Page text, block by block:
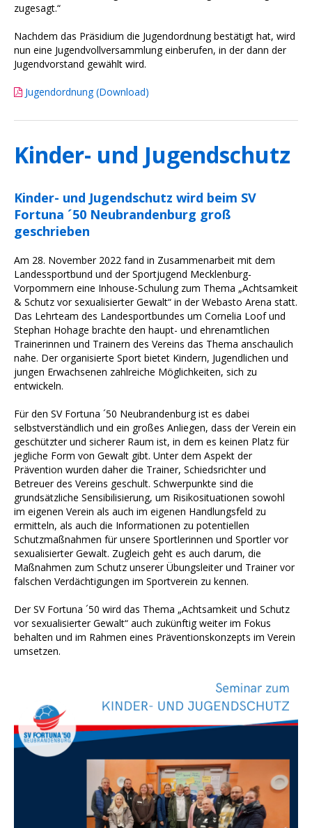
zugesagt.“
Nachdem das Präsidium die Jugendordnung bestätigt hat, wird
nun eine Jugendvollversammlung einberufen, in der dann der
Jugendvorstand gewählt wird.
Jugendordnung (Download)
Kinder- und Jugendschutz
Kinder- und Jugendschutz wird beim SV
Fortuna ´50 Neubrandenburg groß
geschrieben
Am 28. November 2022 fand in Zusammenarbeit mit dem
Landessportbund und der Sportjugend Mecklenburg-
Vorpommern eine Inhouse-Schulung zum Thema „Achtsamkeit
& Schutz vor sexualisierter Gewalt“ in der Webasto Arena statt.
Das Lehrteam des Landesportbundes um Cornelia Loof und
Stephan Hohage brachte den haupt- und ehrenamtlichen
Trainerinnen und Trainern des Vereins das Thema anschaulich
nahe. Der organisierte Sport bietet Kindern, Jugendlichen und
jungen Erwachsenen zahlreiche Möglichkeiten, sich zu
entwickeln.
Für den SV Fortuna ´50 Neubrandenburg ist es dabei
selbstverständlich und ein großes Anliegen, dass der Verein ein
geschützter und sicherer Raum ist, in dem es keinen Platz für
jegliche Form von Gewalt gibt. Unter dem Aspekt der
Prävention wurden daher die Trainer, Schiedsrichter und
Betreuer des Vereins geschult. Schwerpunkte sind die
grundsätzliche Sensibilisierung, um Risikosituationen sowohl
im eigenen Verein als auch im eigenen Handlungsfeld zu
ermitteln, als auch die Informationen zu potentiellen
Schutzmaßnahmen für unsere Sportlerinnen und Sportler vor
sexualisierter Gewalt. Zugleich geht es auch darum, die
Maßnahmen zum Schutz unserer Übungsleiter und Trainer vor
falschen Verdächtigungen im Sportverein zu kennen.
Der SV Fortuna ´50 wird das Thema „Achtsamkeit und Schutz
vor sexualisierter Gewalt“ auch zukünftig weiter im Fokus
behalten und im Rahmen eines Präventionskonzepts im Verein
umsetzen.